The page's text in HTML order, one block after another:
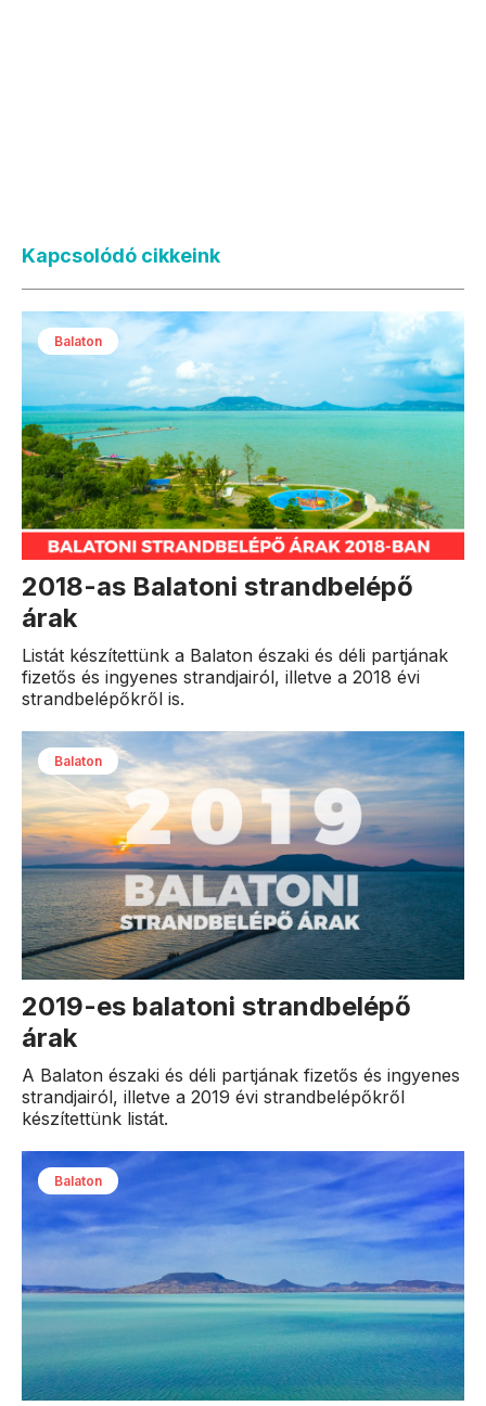
Kapcsolódó cikkeink
Balaton
2018-as Balatoni strandbelépő
árak
Listát készítettünk a Balaton északi és déli partjának
fizetős és ingyenes strandjairól, illetve a 2018 évi
strandbelépőkről is.
Balaton
2019-es balatoni strandbelépő
árak
A Balaton északi és déli partjának fizetős és ingyenes
strandjairól, illetve a 2019 évi strandbelépőkről
készítettünk listát.
Balaton